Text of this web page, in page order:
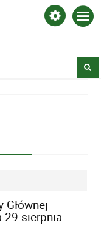
29 sierpnia